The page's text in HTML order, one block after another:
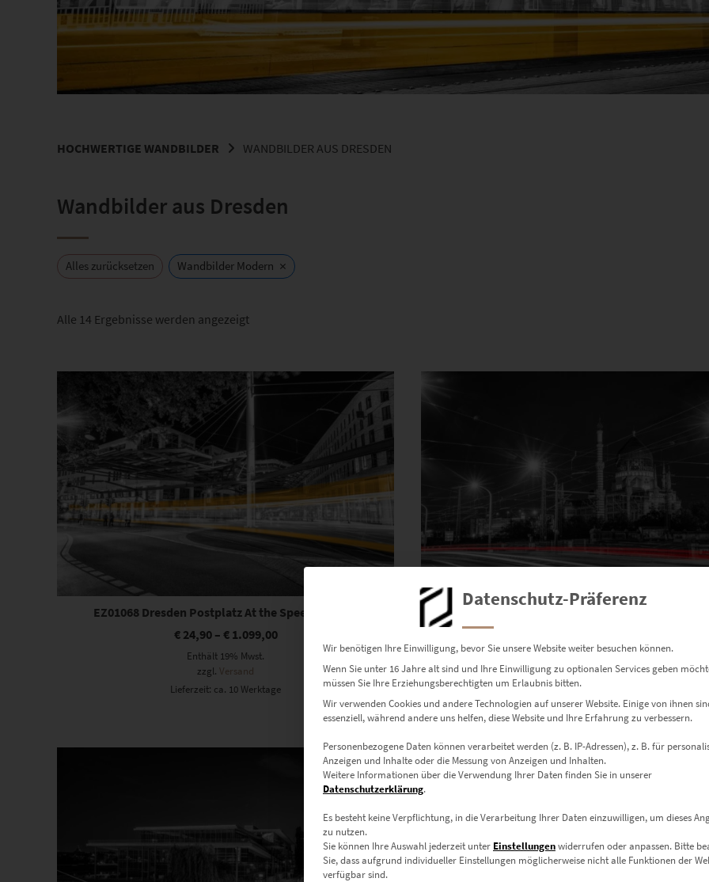
HOCHWERTIGE WANDBILDER WANDBILDER AUS DRESDEN
Wandbilder aus Dresden
Alles zurücksetzen Wandbilder Modern ×
Alle 14 Ergebnisse werden angezeigtNach
Dieses Produkt weist mehrere Varianten auf. Die Optionen können auf der Produktseite gewählt werden
EZ01068 Dresden Postplatz At the Speed of Light
€24,90– €1.099,00
Enthält 19% Mwst.
zzgl.Versand
Lieferzeit: ca. 10 Werktage
Dieses Produkt weist mehrere Varianten auf. Die Optionen können auf der Produktseite gewählt werden
Enthält 19% Mwst.
zzgl.Versand
Lieferzeit: ca. 10 Werktage
Dieses Produkt weist mehrere Varianten auf. Die Optionen können auf der Produktseite gewählt werden Dieses Produkt weist mehrere Varianten auf. Die Optionen können auf der Produktseite gewählt werden
Datenschutz-Präferenz
Wir benötigen Ihre Einwilligung, bevor Sie unsere Website weiter besuchen können.
Wenn Sie unter 16 Jahre alt sind und Ihre Einwilligung zu optionalen Services geben
müssen Sie Ihre Erziehungsberechtigten um Erlaubnis bitten.
Wir verwenden Cookies und andere Technologien auf unserer Website. Einige von ihnen
essenziell, während andere uns helfen, diese Website und Ihre Erfahrung zu verbessern.
Personenbezogene Daten können verarbeitet werden (z. B. IP-Adressen), z. B. für
Anzeigen und Inhalte oder die Messung von Anzeigen und Inhalten.
Weitere Informationen über die Verwendung Ihrer Daten finden Sie in unserer
Datenschutzerklärung.
Es besteht keine Verpflichtung, in die Verarbeitung Ihrer Daten einzuwilligen, um dieses
zu nutzen.
Sie können Ihre Auswahl jederzeit unter Einstellungenwiderrufen oder anpassen. Bitte
Sie, dass aufgrund individueller Einstellungen möglicherweise nicht alle Funktionen der
verfügbar sind.